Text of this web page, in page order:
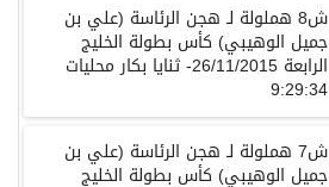
ش8 هملولة لـ هجن الرئاسة (علي بن
جميل الوهيبي) كأس بطولة الخليج
الرابعة 26/11/2015- ثنايا بكار محليات
9:29:34
ش7 هملولة لـ هجن الرئاسة (علي بن
جميل الوهيبي) كأس بطولة الخليج